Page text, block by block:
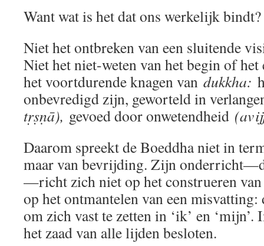
Want wat is het dat ons werkelijk bindt?
Niet het ontbreken van een sluitende
Niet het niet-weten van het begin of
het voortdurende knagen van dukkha:
onbevredigd zijn, geworteld in
tṛṣṇā), gevoed door onwetendheid
Daarom spreekt de Boeddha niet in
maar van bevrijding. Zijn
—richt zich niet op het construeren van
op het ontmantelen van een misvatting:
om zich vast te zetten in ‘ik’ en
het zaad van alle lijden besloten.